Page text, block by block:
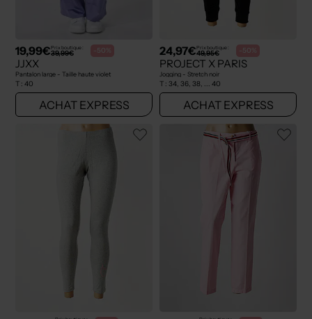
19,99€Prix boutique :
39,99€ -50%
JJXX
Pantalon large - Taille haute violet
T : 40
ACHAT EXPRESS
24,97€Prix boutique :
49,95€ -50%
PROJECT X PARIS
Jogging - Stretch noir
T : 34, 36, 38, ... 40
ACHAT EXPRESS